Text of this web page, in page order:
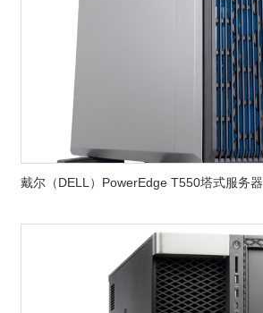
戴尔（DELL）PowerEdge T550塔式服务器